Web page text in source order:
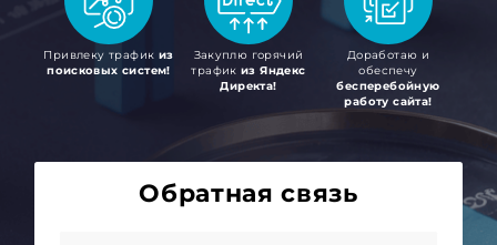
КОНТАКТЫ
Привлеку трафик из
поисковых систем!
Закуплю горячий
трафикиз Яндекс
Директа!
Доработаю и
обеспечу
бесперебойную
работу сайта!
Обратная связь